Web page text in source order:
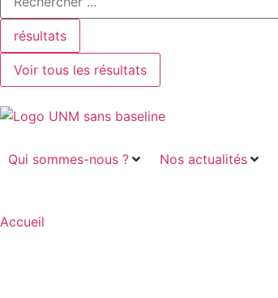
résultats
Voir tous les résultats
Qui sommes-nous ? Nos actualités
Accueil